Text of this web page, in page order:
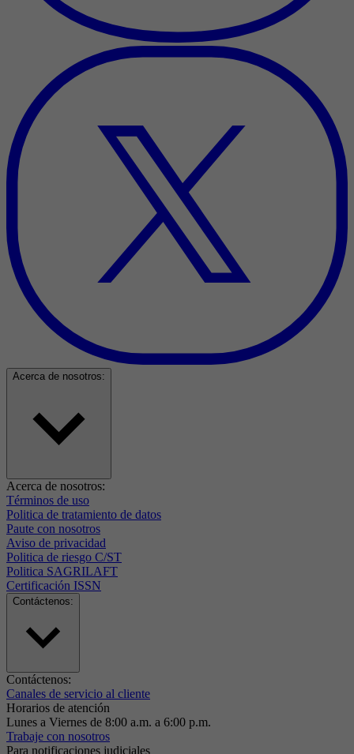
Acerca de nosotros:
Acerca de nosotros:
Términos de uso
Politica de tratamiento de datos
Paute con nosotros
Aviso de privacidad
Politica de riesgo C/ST
Politica SAGRILAFT
Certificación ISSN
Contáctenos:
Contáctenos:
Canales de servicio al cliente
Horarios de atención
Lunes a Viernes de 8:00 a.m. a 6:00 p.m.
Trabaje con nosotros
Para notificaciones judiciales